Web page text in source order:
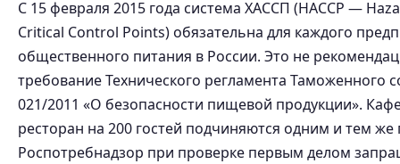
С 15 февраля 2015 года система ХАССП (HACCP —
Critical Control Points) обязательна для каждого
общественного питания в России. Это не
требование Технического регламента Таможенного
021/2011 «О безопасности пищевой продукции».
ресторан на 200 гостей подчиняются одним и тем
Роспотребнадзор при проверке первым делом